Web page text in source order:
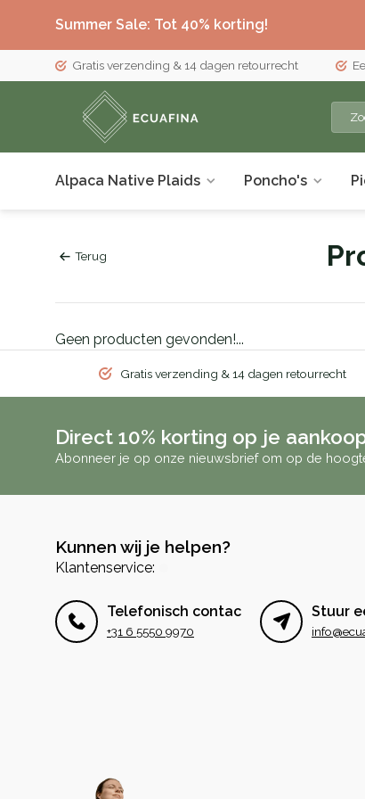
Summer Sale: Tot 40% korting!
Gratis verzending & 14 dagen retourrecht
Alpaca Native Plaids Poncho's
Terug
Geen producten gevonden!...
Gratis verzending & 14 dagen retourrecht
Direct 10% korting op je
Abonneer je op onze nieuwsbrief om op de
Kunnen wij je helpen?
Klantenservice:
Telefonisch contact
+31 6 5550 9970
Stuur